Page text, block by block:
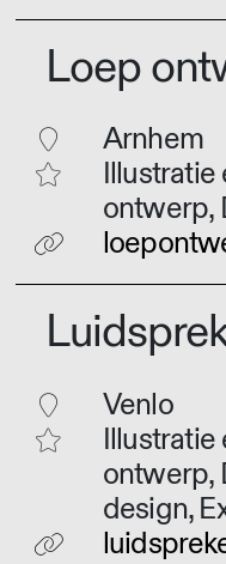
Loep
Arnhem
Illustratie
ontwerp,
Venlo
Illustratie
ontwerp,
design,